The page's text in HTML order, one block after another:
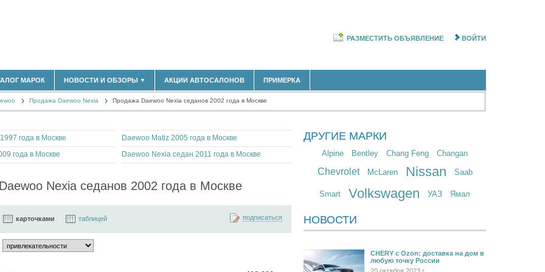
(14298)
РАЗМЕСТИТЬ ОБЪЯВЛЕНИЕ ВОЙТИ
МАРОК НОВОСТИ И ОБЗОРЫ ▼
НОВОСТИ РЫНКА
МАТЕРИАЛЫ ПАРТНЕРОВ
ВЫСТАВКИ И АВТОСАЛОНЫ
АКЦИИ АВТОСАЛОНОВ ПРИМЕРКА
Продажа Daewoo Nexia Продажа Daewoo Nexia седанов 2002 года в Москве
года в Москве
Daewoo Matiz 2005 года в Москве
года в Москве
Daewoo Nexia седан 2011 года в Москве
Nexia седанов 2002 года в Москве
карточками таблицей подписаться
ДРУГИЕ МАРКИ
Alpine Bentley Chang Feng Changan
Chevrolet McLaren Nissan Saab
Smart Volkswagen УАЗ Ямал
НОВОСТИ
CHERY c Ozon: доставка на дом в
любую точку России